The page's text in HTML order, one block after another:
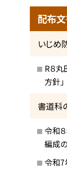
配布
いじめ
R８
方針」
書道科
令和
編成
令和7